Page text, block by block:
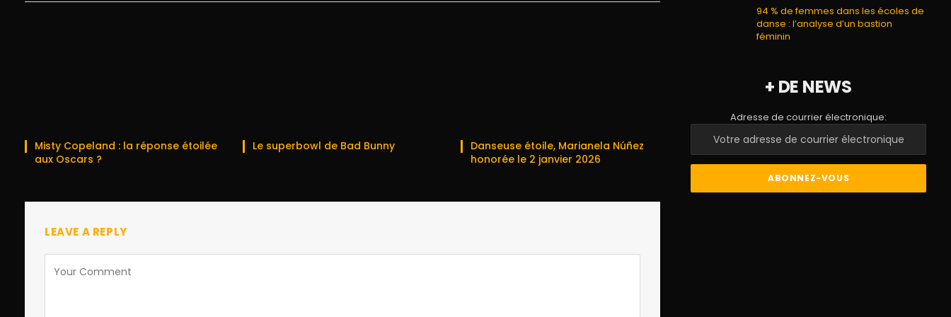
Misty Copeland : la réponse étoilée
aux Oscars ?
Le superbowl de Bad Bunny
Danseuse étoile, Marianela Núñez
honorée le 2 janvier 2026
LEAVE A REPLY
94 % de femmes dans les écoles de
danse : l’analyse d’un bastion
féminin
+ DE NEWS
Adresse de courrier électronique: